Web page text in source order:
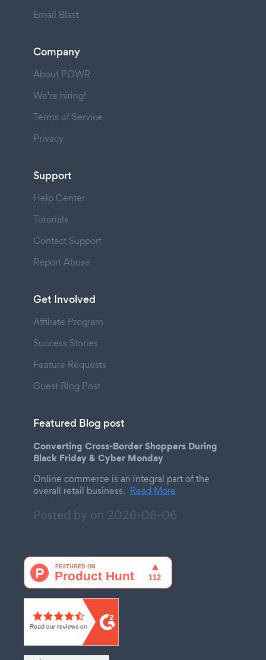
Email Blast
Company
About POWR
We're hiring!
Terms of Service
Privacy
Support
Help Center
Tutorials
Contact Support
Report Abuse
Get Involved
Affiliate Program
Success Stories
Feature Requests
Guest Blog Post
Featured Blog post
Converting Cross-Border Shoppers During
Black Friday & Cyber Monday
Online commerce is an integral part of the
overall retail business. Read More
Posted by on 2026-08-06